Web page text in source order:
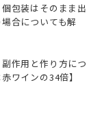
包装はそのまま出
合についても解
作用と作り方につ
ワインの34倍】